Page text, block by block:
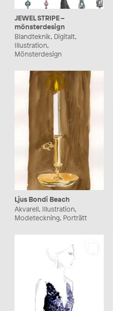
JEWEL STRIPE –
mönsterdesign
Blandteknik, Digitalt,
Illustration,
Mönsterdesign
Ljus Bondi Beach
Akvarell, Illustration,
Modeteckning, Porträtt